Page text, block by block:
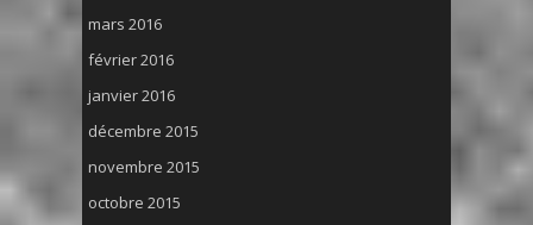
mars 2016
février 2016
janvier 2016
décembre 2015
novembre 2015
octobre 2015